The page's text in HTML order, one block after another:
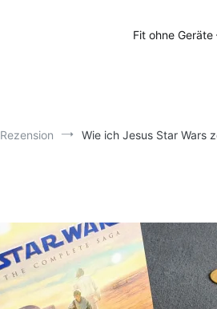
Fit ohne
Rezension Wie ich Jesus Star Wars